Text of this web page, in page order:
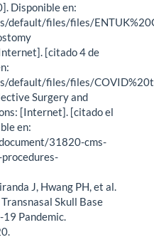
Disponible en:
default/files/files/
[citado 4 de
default/files/files/
Surgery and
[Internet]. [citado el
en:
31820-cms-
J, Hwang PH, et al.
Skull Base
Pandemic.